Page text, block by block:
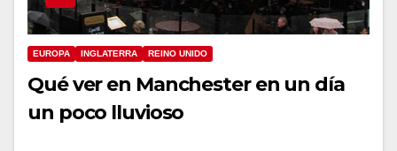
EUROPA INGLATERRA REINO UNIDO
Qué ver en Manchester en un día
un poco lluvioso